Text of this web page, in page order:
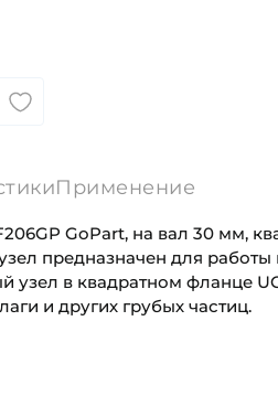
Применение
GoPart, на вал 30 мм,
предназначен для
узел в квадратном фланце
и других грубых частиц.